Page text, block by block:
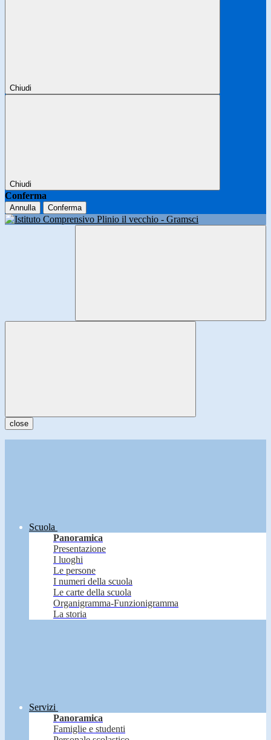
Chiudi
Chiudi
Conferma
Annulla Conferma
close
Scuola
Panoramica
Presentazione
I luoghi
Le persone
I numeri della scuola
Le carte della scuola
Organigramma-Funzionigramma
La storia
Servizi
Panoramica
Famiglie e studenti